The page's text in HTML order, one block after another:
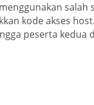
salah
kode akses
peserta kedua